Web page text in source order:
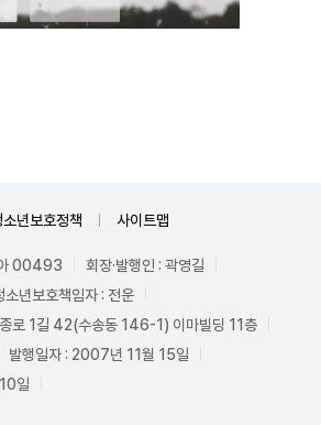
소년보호정책 사이트맵
아 00493
회장·발행인 : 곽영길
소년보호책임자 : 전운
로 1길 42(수송동 146-1) 이마빌딩 11층
발행일자 : 2007년 11월 15일
일